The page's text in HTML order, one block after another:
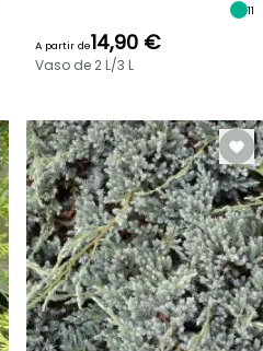
11
A partir de14,90 €
Vaso de 2 L/3 L